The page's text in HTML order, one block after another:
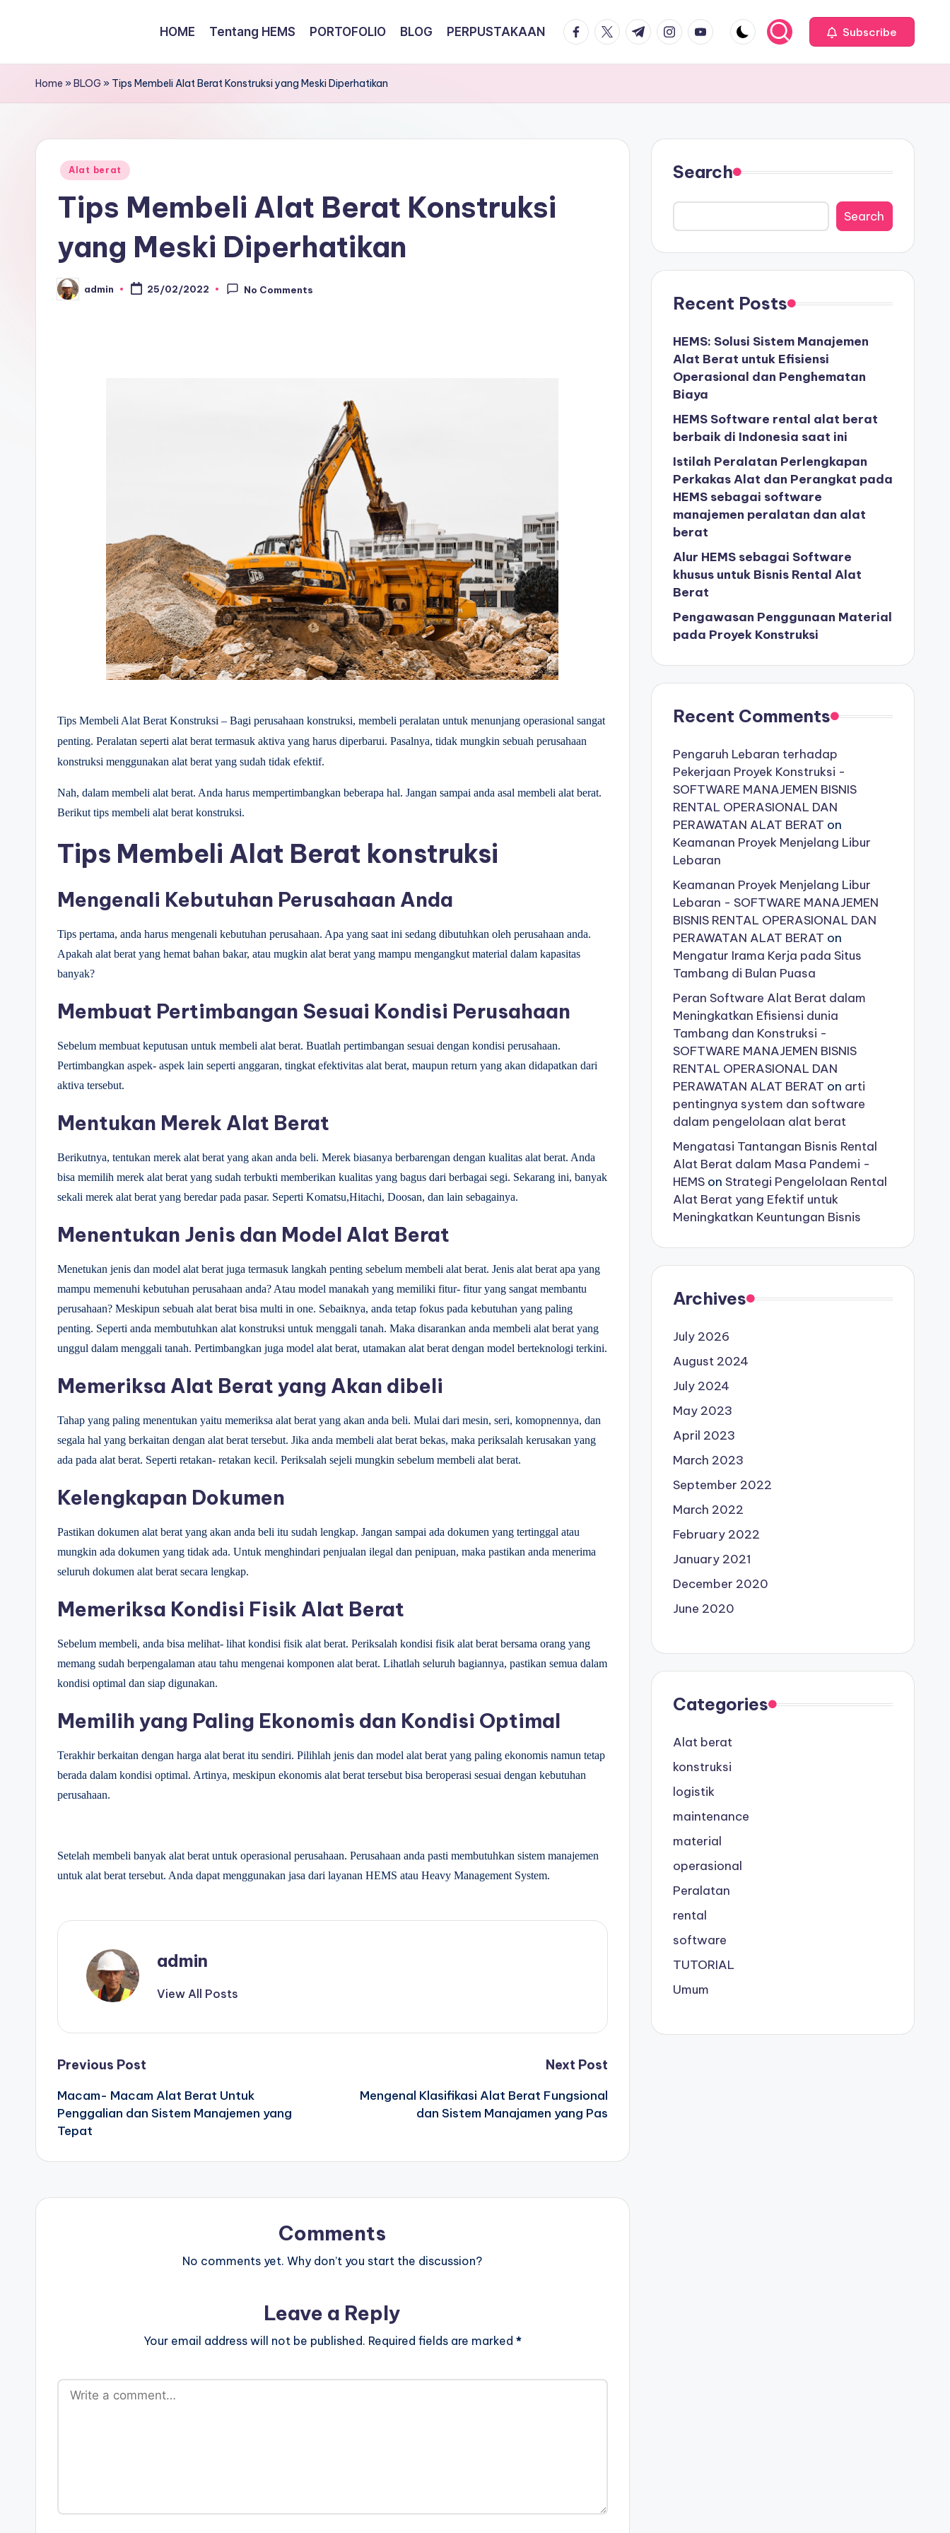
content
HOME Tentang HEMS PORTOFOLIO BLOG PERPUSTAKAAN facebook.com
twitter.com
t.me instagram.com
youtube.com Subscribe
Home »BLOG » Tips Membeli Alat Berat Konstruksi yang Meski Diperhatikan
Posted
Alat berat
Tips Membeli Alat Berat Konstruksi
yang Meski Diperhatikan
Posted
by
admin 25/02/2022 No Comments
Tips Membeli Alat Berat Konstruksi – Bagi perusahaan konstruksi, membeli peralatan untuk menunjang operasional sangat
penting. Peralatan seperti alat berat termasuk aktiva yang harus diperbarui. Pasalnya, tidak mungkin sebuah perusahaan
konstruksi menggunakan alat berat yang sudah tidak efektif.
Nah, dalam membeli alat berat. Anda harus mempertimbangkan beberapa hal. Jangan sampai anda asal membeli alat berat.
Berikut tips membeli alat berat konstruksi.
Tips Membeli Alat Berat konstruksi
Mengenali Kebutuhan Perusahaan Anda
Tips pertama, anda harus mengenali kebutuhan perusahaan. Apa yang saat ini sedang dibutuhkan oleh perusahaan anda.
Apakah alat berat yang hemat bahan bakar, atau mugkin alat berat yang mampu mengangkut material dalam kapasitas
banyak?
Membuat Pertimbangan Sesuai Kondisi Perusahaan
Sebelum membuat keputusan untuk membeli alat berat. Buatlah pertimbangan sesuai dengan kondisi perusahaan.
Pertimbangkan aspek- aspek lain seperti anggaran, tingkat efektivitas alat berat, maupun return yang akan didapatkan dari
aktiva tersebut.
Mentukan Merek Alat Berat
Berikutnya, tentukan merek alat berat yang akan anda beli. Merek biasanya berbarengan dengan kualitas alat berat. Anda
bisa memilih merek alat berat yang sudah terbukti memberikan kualitas yang bagus dari berbagai segi. Sekarang ini, banyak
sekali merek alat berat yang beredar pada pasar. Seperti Komatsu,Hitachi, Doosan, dan lain sebagainya.
Menentukan Jenis dan Model Alat Berat
Menetukan jenis dan model alat berat juga termasuk langkah penting sebelum membeli alat berat. Jenis alat berat apa yang
mampu memenuhi kebutuhan perusahaan anda? Atau model manakah yang memiliki fitur- fitur yang sangat membantu
perusahaan? Meskipun sebuah alat berat bisa multi in one. Sebaiknya, anda tetap fokus pada kebutuhan yang paling
penting. Seperti anda membutuhkan alat konstruksi untuk menggali tanah. Maka disarankan anda membeli alat berat yang
unggul dalam menggali tanah. Pertimbangkan juga model alat berat, utamakan alat berat dengan model berteknologi terkini.
Memeriksa Alat Berat yang Akan dibeli
Tahap yang paling menentukan yaitu memeriksa alat berat yang akan anda beli. Mulai dari mesin, seri, komopnennya, dan
segala hal yang berkaitan dengan alat berat tersebut. Jika anda membeli alat berat bekas, maka periksalah kerusakan yang
ada pada alat berat. Seperti retakan- retakan kecil. Periksalah sejeli mungkin sebelum membeli alat berat.
Kelengkapan Dokumen
Pastikan dokumen alat berat yang akan anda beli itu sudah lengkap. Jangan sampai ada dokumen yang tertinggal atau
mungkin ada dokumen yang tidak ada. Untuk menghindari penjualan ilegal dan penipuan, maka pastikan anda menerima
seluruh dokumen alat berat secara lengkap.
Memeriksa Kondisi Fisik Alat Berat
Sebelum membeli, anda bisa melihat- lihat kondisi fisik alat berat. Periksalah kondisi fisik alat berat bersama orang yang
memang sudah berpengalaman atau tahu mengenai komponen alat berat. Lihatlah seluruh bagiannya, pastikan semua dalam
kondisi optimal dan siap digunakan.
Memilih yang Paling Ekonomis dan Kondisi Optimal
Terakhir berkaitan dengan harga alat berat itu sendiri. Pilihlah jenis dan model alat berat yang paling ekonomis namun tetap
berada dalam kondisi optimal. Artinya, meskipun ekonomis alat berat tersebut bisa beroperasi sesuai dengan kebutuhan
perusahaan.
Setelah membeli banyak alat berat untuk operasional perusahaan. Perusahaan anda pasti membutuhkan sistem manajemen
untuk alat berat tersebut. Anda dapat menggunakan jasa dari layanan HEMS atau Heavy Management System.
admin
View All Posts
Post
navigation
Previous Post
Macam- Macam Alat Berat Untuk
Penggalian dan Sistem Manajemen yang
Tepat
Next Post
Mengenal Klasifikasi Alat Berat Fungsional
dan Sistem Manajamen yang Pas
Comments
No comments yet. Why don’t you start the discussion?
Leave a Reply
Your email address will not be published. Required fields are marked *
Search
Search
Recent Posts
HEMS: Solusi Sistem Manajemen
Alat Berat untuk Efisiensi
Operasional dan Penghematan
Biaya
HEMS Software rental alat berat
berbaik di Indonesia saat ini
Istilah Peralatan Perlengkapan
Perkakas Alat dan Perangkat pada
HEMS sebagai software
manajemen peralatan dan alat
berat
Alur HEMS sebagai Software
khusus untuk Bisnis Rental Alat
Berat
Pengawasan Penggunaan Material
pada Proyek Konstruksi
Recent Comments
Pengaruh Lebaran terhadap
Pekerjaan Proyek Konstruksi -
SOFTWARE MANAJEMEN BISNIS
RENTAL OPERASIONAL DAN
PERAWATAN ALAT BERAT on
Keamanan Proyek Menjelang Libur
Lebaran
Keamanan Proyek Menjelang Libur
Lebaran - SOFTWARE MANAJEMEN
BISNIS RENTAL OPERASIONAL DAN
PERAWATAN ALAT BERAT on
Mengatur Irama Kerja pada Situs
Tambang di Bulan Puasa
Peran Software Alat Berat dalam
Meningkatkan Efisiensi dunia
Tambang dan Konstruksi -
SOFTWARE MANAJEMEN BISNIS
RENTAL OPERASIONAL DAN
PERAWATAN ALAT BERAT on arti
pentingnya system dan software
dalam pengelolaan alat berat
Mengatasi Tantangan Bisnis Rental
Alat Berat dalam Masa Pandemi -
HEMSon Strategi Pengelolaan Rental
Alat Berat yang Efektif untuk
Meningkatkan Keuntungan Bisnis
Archives
July 2026
August 2024
July 2024
May 2023
April 2023
March 2023
September 2022
March 2022
February 2022
January 2021
December 2020
June 2020
Categories
Alat berat
konstruksi
logistik
maintenance
material
operasional
Peralatan
rental
software
TUTORIAL
Umum